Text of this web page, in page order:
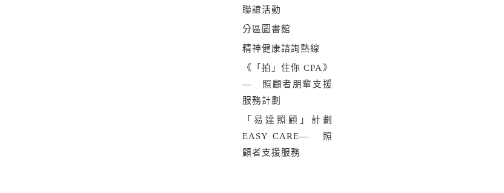
聯誼活動
分區圖書館
精神健康諮詢熱線
《「拍」住你 CPA》
— 照顧者朋輩支援
服務計劃
「易達照顧」計劃
EASY CARE— 照
顧者支援服務